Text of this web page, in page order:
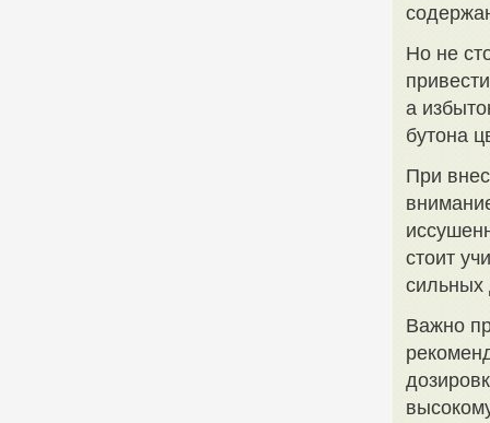
Но не
а
бутона
При
стоит
сильных
Важно